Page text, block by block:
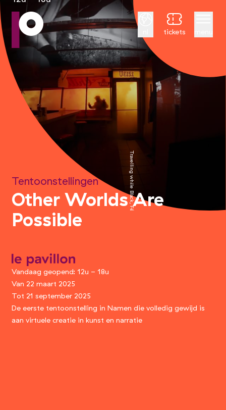
Nederlands
tickets
Travelling while Black, Félix
Tentoonstellingen
Other Worlds Are
Possible
le pavillon
Vandaag geopend: 12u - 18u
Van 22 maart 2025
Tot 21 september 2025
De eerste tentoonstelling in Namen die volledig gewijd is
aan virtuele creatie in kunst en narratie